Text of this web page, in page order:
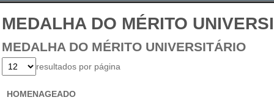
MEDALHA DO MÉRITO
MEDALHA DO MÉRITO UNIVERSITÁRIO
resultados por página
HOMENAGEADO